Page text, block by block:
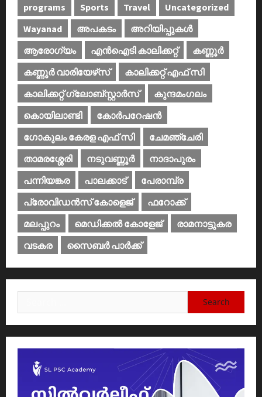
programs
Sports Travel
Uncategorized
Wayanad
അപകടം
അറിയിപ്പുകള്‍
ആരോഗ്യം
എൻഐടി കാലിക്കറ്റ്
കണ്ണൂര്‍
കണ്ണൂര്‍ വാരിയേഴ്‌സ്
കാലിക്കറ്റ് എഫ് സി
കാലിക്കറ്റ് ഗ്ലോബ്സ്റ്റാർസ്
കുന്ദമംഗലം
കൊയിലാണ്ടി
കോര്‍പറേഷന്‍
ഗോകുലം കേരള എഫ് സി
ചേമഞ്ചേരി
താമരശ്ശേരി
നടുവണ്ണൂര്‍
നാദാപുരം
പന്നിയങ്കര
പാലക്കാട്‌
പേരാമ്പ്ര
പ്രോവിഡന്‍സ് കോളെജ്‌
ഫറോക്ക്
മലപ്പുറം
മെഡിക്കൽ കോളേജ്‌
രാമനാട്ടുകര
വടകര
സൈബര്‍ പാര്‍ക്ക്‌
for: